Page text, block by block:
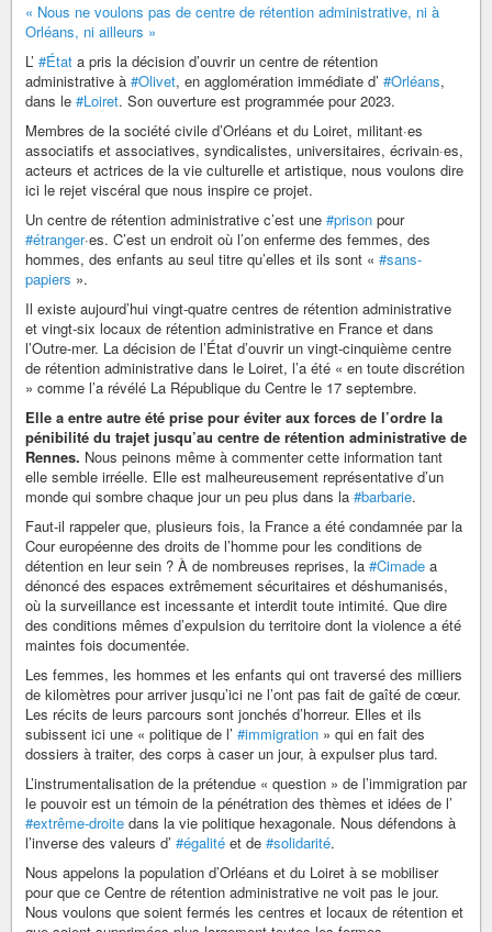
« Nous ne voulons pas de centre de rétention administrative, ni à
Orléans, ni ailleurs »
L’ #État a pris la décision d’ouvrir un centre de rétention
administrative à #Olivet, en agglomération immédiate d’ #Orléans,
dans le #Loiret. Son ouverture est programmée pour 2023.
Membres de la société civile d’Orléans et du Loiret, militant·es
associatifs et associatives, syndicalistes, universitaires, écrivain·es,
acteurs et actrices de la vie culturelle et artistique, nous voulons dire
ici le rejet viscéral que nous inspire ce projet.
Un centre de rétention administrative c’est une #prison pour
#étranger·es. C’est un endroit où l’on enferme des femmes, des
hommes, des enfants au seul titre qu’elles et ils sont « #sans-
papiers ».
Il existe aujourd’hui vingt-quatre centres de rétention administrative
et vingt-six locaux de rétention administrative en France et dans
l’Outre-mer. La décision de l’État d’ouvrir un vingt-cinquième centre
de rétention administrative dans le Loiret, l’a été « en toute discrétion
» comme l’a révélé La République du Centre le 17 septembre.
Elle a entre autre été prise pour éviter aux forces de l’ordre la
pénibilité du trajet jusqu’au centre de rétention administrative de
Rennes. Nous peinons même à commenter cette information tant
elle semble irréelle. Elle est malheureusement représentative d’un
monde qui sombre chaque jour un peu plus dans la #barbarie.
Faut-il rappeler que, plusieurs fois, la France a été condamnée par la
Cour européenne des droits de l’homme pour les conditions de
détention en leur sein ? À de nombreuses reprises, la #Cimade a
dénoncé des espaces extrêmement sécuritaires et déshumanisés,
où la surveillance est incessante et interdit toute intimité. Que dire
des conditions mêmes d’expulsion du territoire dont la violence a été
maintes fois documentée.
Les femmes, les hommes et les enfants qui ont traversé des milliers
de kilomètres pour arriver jusqu’ici ne l’ont pas fait de gaîté de cœur.
Les récits de leurs parcours sont jonchés d’horreur. Elles et ils
subissent ici une « politique de l’ #immigration » qui en fait des
dossiers à traiter, des corps à caser un jour, à expulser plus tard.
L’instrumentalisation de la prétendue « question » de l’immigration par
le pouvoir est un témoin de la pénétration des thèmes et idées de l’
#extrême-droite dans la vie politique hexagonale. Nous défendons à
l’inverse des valeurs d’ #égalité et de #solidarité.
Nous appelons la population d’Orléans et du Loiret à se mobiliser
pour que ce Centre de rétention administrative ne voit pas le jour.
Nous voulons que soient fermés les centres et locaux de rétention et